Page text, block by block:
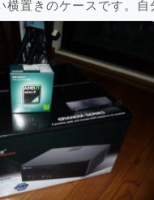
横置きのケースです。